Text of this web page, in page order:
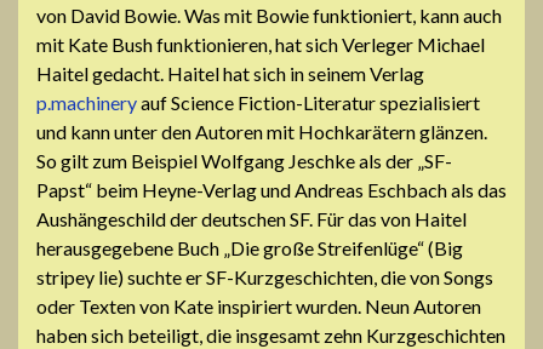
von David Bowie. Was mit Bowie funktioniert, kann auch
mit Kate Bush funktionieren, hat sich Verleger Michael
Haitel gedacht. Haitel hat sich in seinem Verlag
p.machineryauf Science Fiction-Literatur spezialisiert
und kann unter den Autoren mit Hochkarätern glänzen.
So gilt zum Beispiel Wolfgang Jeschke als der „SF-
Papst“ beim Heyne-Verlag und Andreas Eschbach als das
Aushängeschild der deutschen SF. Für das von Haitel
herausgegebene Buch „Die große Streifenlüge“ (Big
stripey lie) suchte er SF-Kurzgeschichten, die von Songs
oder Texten von Kate inspiriert wurden. Neun Autoren
haben sich beteiligt, die insgesamt zehn Kurzgeschichten